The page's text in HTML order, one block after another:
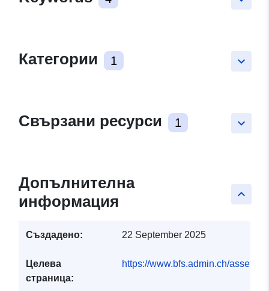
keyboard_arrow_down
Категории 1
keyboard_arrow_down
Свързани ресурси 1
keyboard_arrow_up
Допълнителна
информация
Създадено: 22 September 2025
Целева
страница:
https://www.bfs.admin.ch/asset/